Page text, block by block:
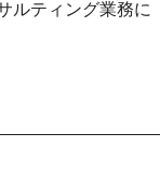
ルティング業務に